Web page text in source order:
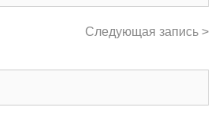
Следующая запись >